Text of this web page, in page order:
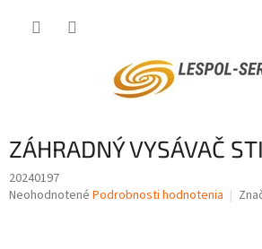
ZÁHRADNÝ VYSÁVAČ
20240197
Priemerné
Neohodnotené Podrobnosti hodnotenia